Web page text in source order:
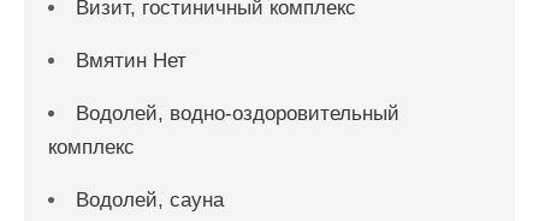
Визит, гостиничный комплекс
Вмятин Нет
Водолей, водно-оздоровительный
комплекс
Водолей, сауна